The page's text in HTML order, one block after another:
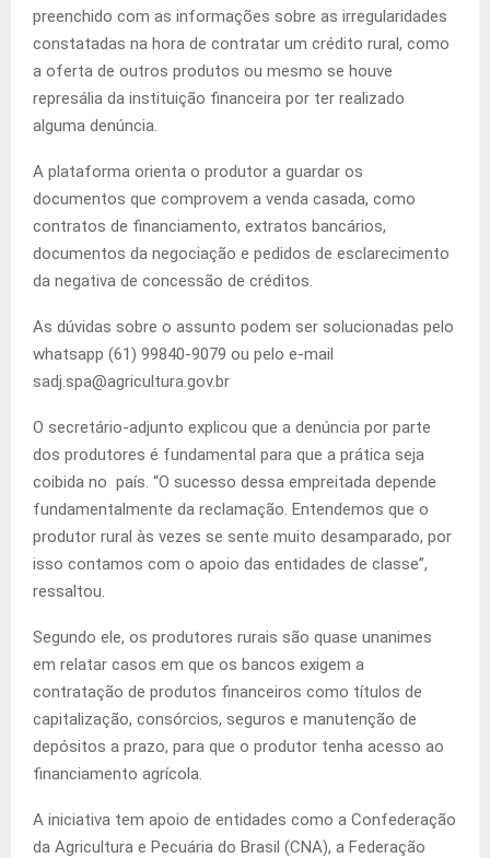
preenchido com as informações sobre as irregularidades
constatadas na hora de contratar um crédito rural, como
a oferta de outros produtos ou mesmo se houve
represália da instituição financeira por ter realizado
alguma denúncia.
A plataforma orienta o produtor a guardar os
documentos que comprovem a venda casada, como
contratos de financiamento, extratos bancários,
documentos da negociação e pedidos de esclarecimento
da negativa de concessão de créditos.
As dúvidas sobre o assunto podem ser solucionadas pelo
whatsapp (61) 99840-9079 ou pelo e-mail
sadj.spa@agricultura.gov.br
O secretário-adjunto explicou que a denúncia por parte
dos produtores é fundamental para que a prática seja
coibida no país. “O sucesso dessa empreitada depende
fundamentalmente da reclamação. Entendemos que o
produtor rural às vezes se sente muito desamparado, por
isso contamos com o apoio das entidades de classe”,
ressaltou.
Segundo ele, os produtores rurais são quase unanimes
em relatar casos em que os bancos exigem a
contratação de produtos financeiros como títulos de
capitalização, consórcios, seguros e manutenção de
depósitos a prazo, para que o produtor tenha acesso ao
financiamento agrícola.
A iniciativa tem apoio de entidades como a Confederação
da Agricultura e Pecuária do Brasil (CNA), a Federação